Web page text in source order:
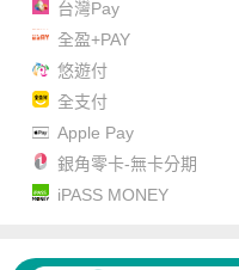
台灣Pay
全盈+PAY
悠遊付
全支付
Apple Pay
銀角零卡-無卡分期
iPASS MONEY